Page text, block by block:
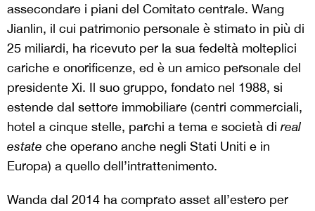
assecondare i piani del Comitato centrale. Wang
Jianlin, il cui patrimonio personale è stimato in più di
25 miliardi, ha ricevuto per la sua fedeltà molteplici
cariche e onorificenze, ed è un amico personale del
presidente Xi. Il suo gruppo, fondato nel 1988, si
estende dal settore immobiliare (centri commerciali,
hotel a cinque stelle, parchi a tema e società di real
estate che operano anche negli Stati Uniti e in
Europa) a quello dell’intrattenimento.
Wanda dal 2014 ha comprato asset all’estero per